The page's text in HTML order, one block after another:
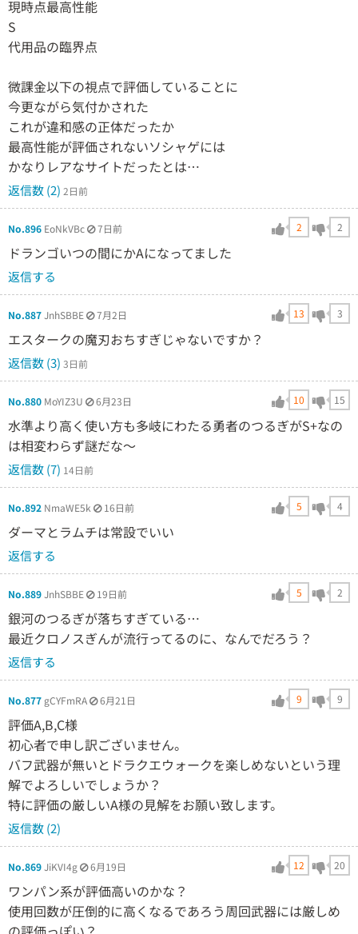
現時点最高性能
S
代用品の臨界点
微課金以下の視点で評価していることに
今更ながら気付かされた
これが違和感の正体だったか
最高性能が評価されないソシャゲには
かなりレアなサイトだったとは…
返信数 (2) 2日前
No.896 EoNkVBc 7日前 2 2
ドランゴいつの間にかAになってました
返信する
No.887JnhSBBE 7月2日 13 3
エスタークの魔刃おちすぎじゃないですか？
返信数 (3) 3日前
No.880 MoYIZ3U 6月23日 10 15
水準より高く使い方も多岐にわたる勇者のつるぎがS+なの
は相変わらず謎だな～
返信数 (7) 14日前
No.892 NmaWE5k 16日前 5 4
ダーマとラムチは常設でいい
返信する
No.889JnhSBBE 19日前 5 2
銀河のつるぎが落ちすぎている…
最近クロノスぎんが流行ってるのに、なんでだろう？
返信する
No.877 gCYFmRA 6月21日 9 9
評価A,B,C様
初心者で申し訳ございません。
バフ武器が無いとドラクエウォークを楽しめないという理
解でよろしいでしょうか？
特に評価の厳しいA様の見解をお願い致します。
返信数 (2)
No.869JiKVI4g 6月19日 12 20
ワンパン系が評価高いのかな？
使用回数が圧倒的に高くなるであろう周回武器には厳しめ